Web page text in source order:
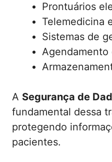
Prontuários
Telemedicina
Sistemas de
Agendamento
A Segurança de
fundamental dessa
protegendo
pacientes.